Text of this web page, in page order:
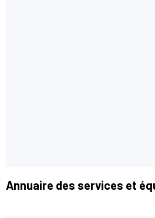
Annuaire des services et